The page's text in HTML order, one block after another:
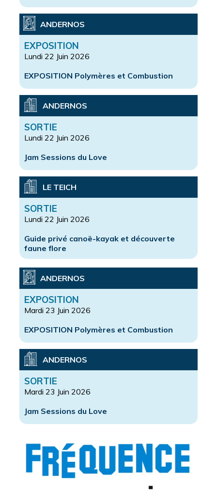
ANDERNOS
EXPOSITION
Lundi 22 Juin 2026
EXPOSITION Polymères et Combustion
ANDERNOS
SORTIE
Lundi 22 Juin 2026
Jam Sessions du Love
LE TEICH
SORTIE
Lundi 22 Juin 2026
Guide privé canoë-kayak et découverte
faune flore
ANDERNOS
EXPOSITION
Mardi 23 Juin 2026
EXPOSITION Polymères et Combustion
ANDERNOS
SORTIE
Mardi 23 Juin 2026
Jam Sessions du Love